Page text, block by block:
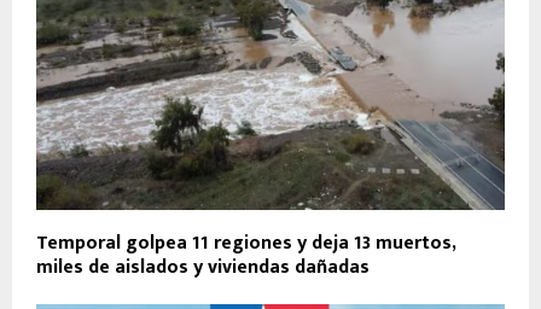
Temporal golpea 11 regiones y deja 13 muertos,
miles de aislados y viviendas dañadas